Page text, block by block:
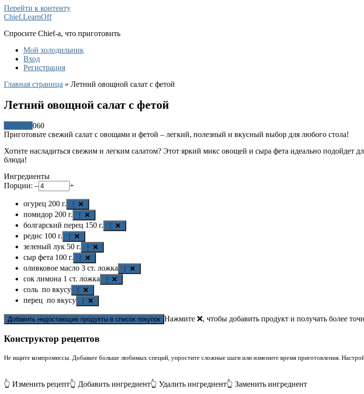
Перейти к контенту
Chief.LearnOff
Спросите Chief-а, что приготовить
Мой холодильник
Вход
Регистрация
Главная страница » Летний овощной салат с фетой
Летний овощной салат с фетой
060
Приготовьте свежий салат с овощами и фетой – легкий, полезный и вкусный выбор для любого стола!
Хотите насладиться свежим и легким салатом? Этот яркий микс овощей и сыра фета идеально подойдет
блюда!
Ингредиенты
Порции: – +
огурец 200 г. ⋮ ❌
помидор 200 г. ⋮ ❌
болгарский перец 150 г. ⋮ ❌
редис 100 г. ⋮ ❌
зеленый лук 50 г. ⋮ ❌
сыр фета 100 г. ⋮ ❌
оливковое масло 3 ст. ложка ⋮ ❌
сок лимона 1 ст. ложка ⋮ ❌
соль по вкусу ⋮ ❌
перец по вкусу ⋮ ❌
Добавить недостающие продукты в список покупок Нажмите ❌, чтобы добавить продукт и получать более
Конструктор рецептов
Не ищите компромиссы. Добавьте больше любимых специй, упростите сложные шаги или измените время приготовления.
👆 Изменить рецепт👆 Добавить ингредиент👆 Удалить ингредиент👆 Заменить ингредиент